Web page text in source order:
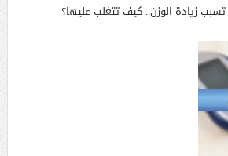
زيادة الوزن.. كيف تتغلب عليها؟